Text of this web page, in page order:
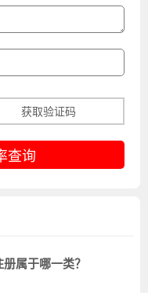
获取验证码
查询
属于哪一类？